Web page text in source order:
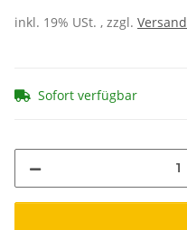
inkl. 19% USt. , zzgl. Versand
Sofort verfügbar